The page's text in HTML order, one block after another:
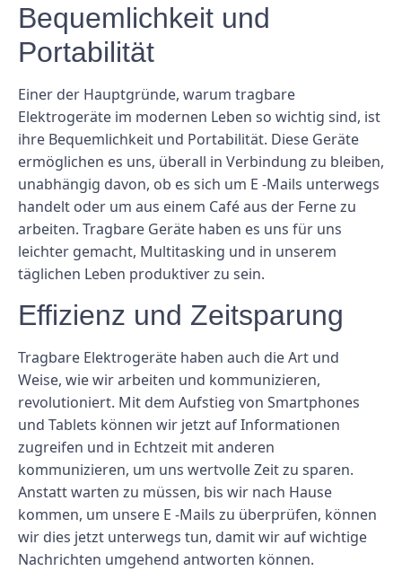
Bequemlichkeit und
Portabilität
Einer der Hauptgründe, warum tragbare
Elektrogeräte im modernen Leben so wichtig sind, ist
ihre Bequemlichkeit und Portabilität. Diese Geräte
ermöglichen es uns, überall in Verbindung zu bleiben,
unabhängig davon, ob es sich um E -Mails unterwegs
handelt oder um aus einem Café aus der Ferne zu
arbeiten. Tragbare Geräte haben es uns für uns
leichter gemacht, Multitasking und in unserem
täglichen Leben produktiver zu sein.
Effizienz und Zeitsparung
Tragbare Elektrogeräte haben auch die Art und
Weise, wie wir arbeiten und kommunizieren,
revolutioniert. Mit dem Aufstieg von Smartphones
und Tablets können wir jetzt auf Informationen
zugreifen und in Echtzeit mit anderen
kommunizieren, um uns wertvolle Zeit zu sparen.
Anstatt warten zu müssen, bis wir nach Hause
kommen, um unsere E -Mails zu überprüfen, können
wir dies jetzt unterwegs tun, damit wir auf wichtige
Nachrichten umgehend antworten können.